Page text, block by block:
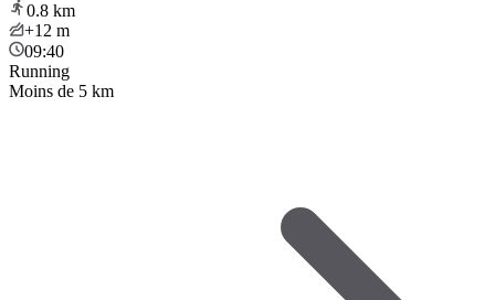
0.8 km
+12 m
09:40
Running
Moins de 5 km